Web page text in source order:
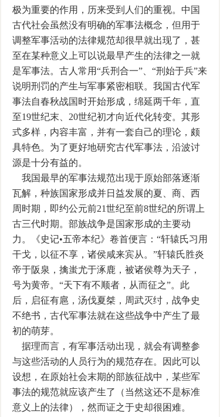
极为重要的作用，历来受到人们的重视。中国
古代社会虽然没有明确的军事法概念，但用于
调整军事活动的法律规范却很早就出现了，甚
至在某种意义上可以说最早产生的法律之一就
是军事法。古人常用“兵刑合一”、“刑始于兵”来
说明刑罚的产生与军事紧密相联。我国古代军
事法自春秋战国时开始形成，绵延两千年，直
至19世纪末、20世纪初才向近代化转变。其形
式多样，内容丰富，并有一套自己的理论，颇
具特色。为了更好地研究古代军事法，沿波讨
源是十分有益的。
我国最早的军事法规范出现于原始部落逐渐
瓦解，种族国家形成并日益发展的夏、商、西
周时期，即约公元前21世纪至前8世纪的所谓上
古三代时期。部族战争是国家形成的主要动
力。《史记•五帝本纪》卷首便言：“轩辕氏习用
干戈，以征不享，诸侯咸来宾从。”轩辕氏胜炎
帝于阪泉，擒蚩尤于涿鹿，被诸侯尊为天子，
号为黄帝。“天下有不顺者，从而征之”。此
后，启征有扈，汤伐夏桀，周武灭纣，战争史
不绝书，古代军事法就在这些战争中产生了最
初的萌芽。
据理而言，有军事活动出现，就会有调整参
与这些活动的人员行为的规范存在。因此可以
设想，在原始社会末期的部族征战中，某些军
事法的规范就应该产生了（当然这还不是标准
意义上的法律），然而证之于史却很困难。